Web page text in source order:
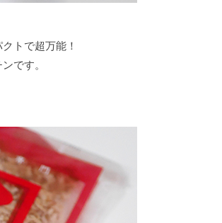
トで超万能！
です。